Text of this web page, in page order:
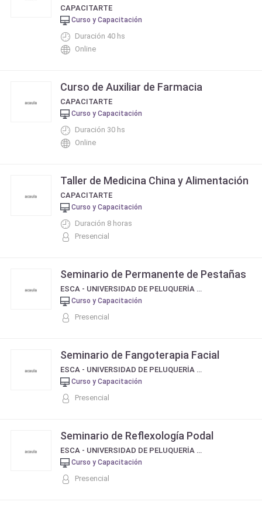
CAPACITARTE
Curso y Capacitación
Duración 40 hs
Online
Curso de Auxiliar de Farmacia
CAPACITARTE
Curso y Capacitación
Duración 30 hs
Online
Taller de Medicina China y Alimentación
CAPACITARTE
Curso y Capacitación
Duración 8 horas
Presencial
Seminario de Permanente de Pestañas
ESCA - UNIVERSIDAD DE PELUQUERÍA Y ESTÉTICA
Curso y Capacitación
Presencial
Seminario de Fangoterapia Facial
ESCA - UNIVERSIDAD DE PELUQUERÍA Y ESTÉTICA
Curso y Capacitación
Presencial
Seminario de Reflexología Podal
ESCA - UNIVERSIDAD DE PELUQUERÍA Y ESTÉTICA
Curso y Capacitación
Presencial